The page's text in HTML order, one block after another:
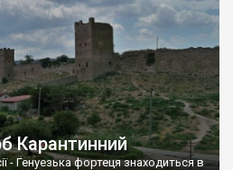
Карантинний
- Генуезька фортеця знаходиться в